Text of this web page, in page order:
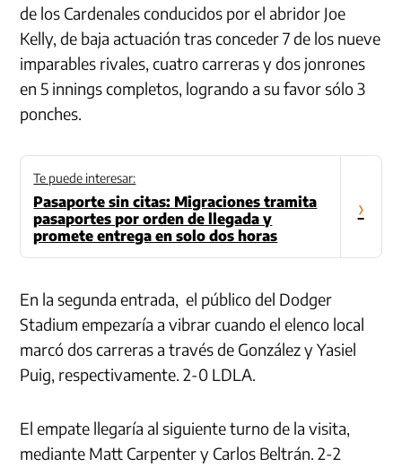
de los Cardenales conducidos por el abridor Joe
Kelly, de baja actuación tras conceder 7 de los nueve
imparables rivales, cuatro carreras y dos jonrones
en 5 innings completos, logrando a su favor sólo 3
ponches.
Te puede interesar:
Pasaporte sin citas: Migraciones tramita
pasaportes por orden de llegada y
promete entrega en solo dos horas
›
En la segunda entrada, el público del Dodger
Stadium empezaría a vibrar cuando el elenco local
marcó dos carreras a través de González y Yasiel
Puig, respectivamente. 2-0 LDLA.
El empate llegaría al siguiente turno de la visita,
mediante Matt Carpenter y Carlos Beltrán. 2-2